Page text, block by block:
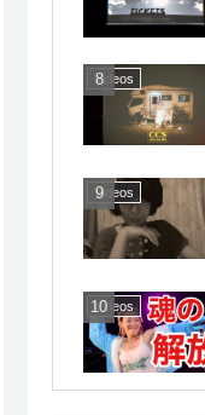
Videos
Videos
Videos